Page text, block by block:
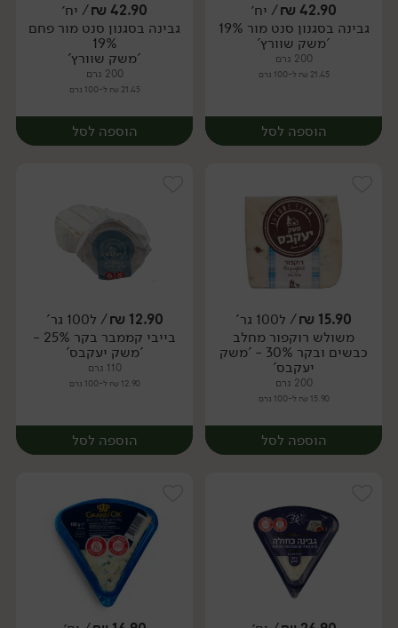
יח׳ יח׳
42.90
₪/ יח׳
גבינה בסגנון סנט מור 19%
'משק שוורץ'
200 גרם
21.45 ₪ ל-100 גרם
הוספה לסל
יח׳
42.90
₪/ יח׳
גבינה בסגנון סנט מור פחם
19%
'משק שוורץ'
200 גרם
21.45 ₪ ל-100 גרם
הוספה לסל
יח׳
15.90
₪/ ל100 גר'
משולש רוקפור מחלב
כבשים ובקר 30% - 'משק
יעקבס'
200 גרם
15.90 ₪ ל-100 גרם
הוספה לסל
12.90
₪/ ל100 גר'
בייבי קממבר בקר 25% -
'משק יעקבס'
110 גרם
12.90 ₪ ל-100 גרם
הוספה לסל